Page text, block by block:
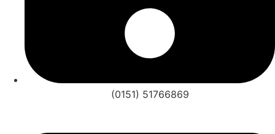
(0151) 51766869